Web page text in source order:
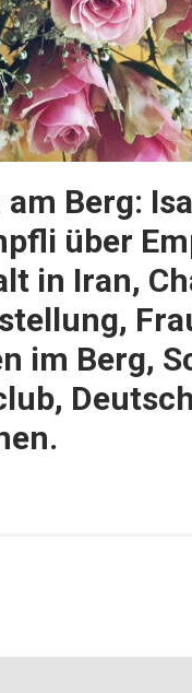
Berg:
über
in Iran,
im Berg,